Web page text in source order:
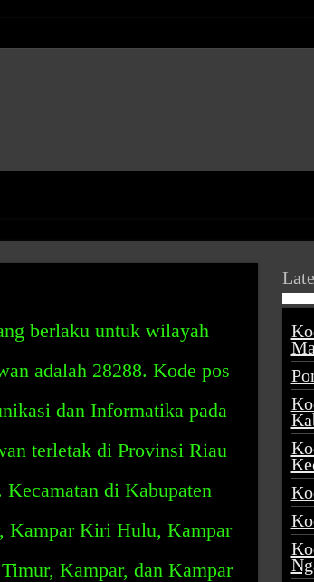
berlaku untuk wilayah
adalah 28288. Kode pos
dan Informatika pada
terletak di Provinsi Riau
Kecamatan di Kabupaten
Kampar Kiri Hulu, Kampar
Kampar, dan Kampar